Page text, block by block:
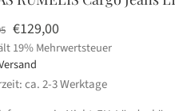
Ursprünglicher
Preis
war:
€179,95
€129,00Aktueller
Preis
€129,00.
19% Mehrwertsteuer
ca. 2-3 Werktage